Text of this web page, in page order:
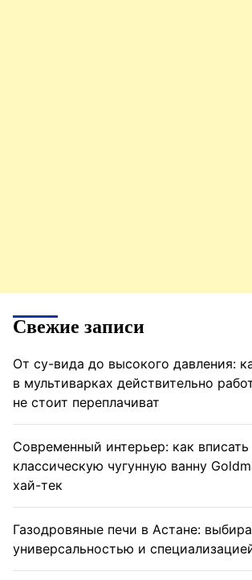
Свежие записи
От су-вида до высокого давления:
в мультиварках действительно
не стоит переплачиват
Современный интерьер: как вписать
классическую чугунную ванну
хай-тек
Газодровяные печи в Астане:
универсальностью и